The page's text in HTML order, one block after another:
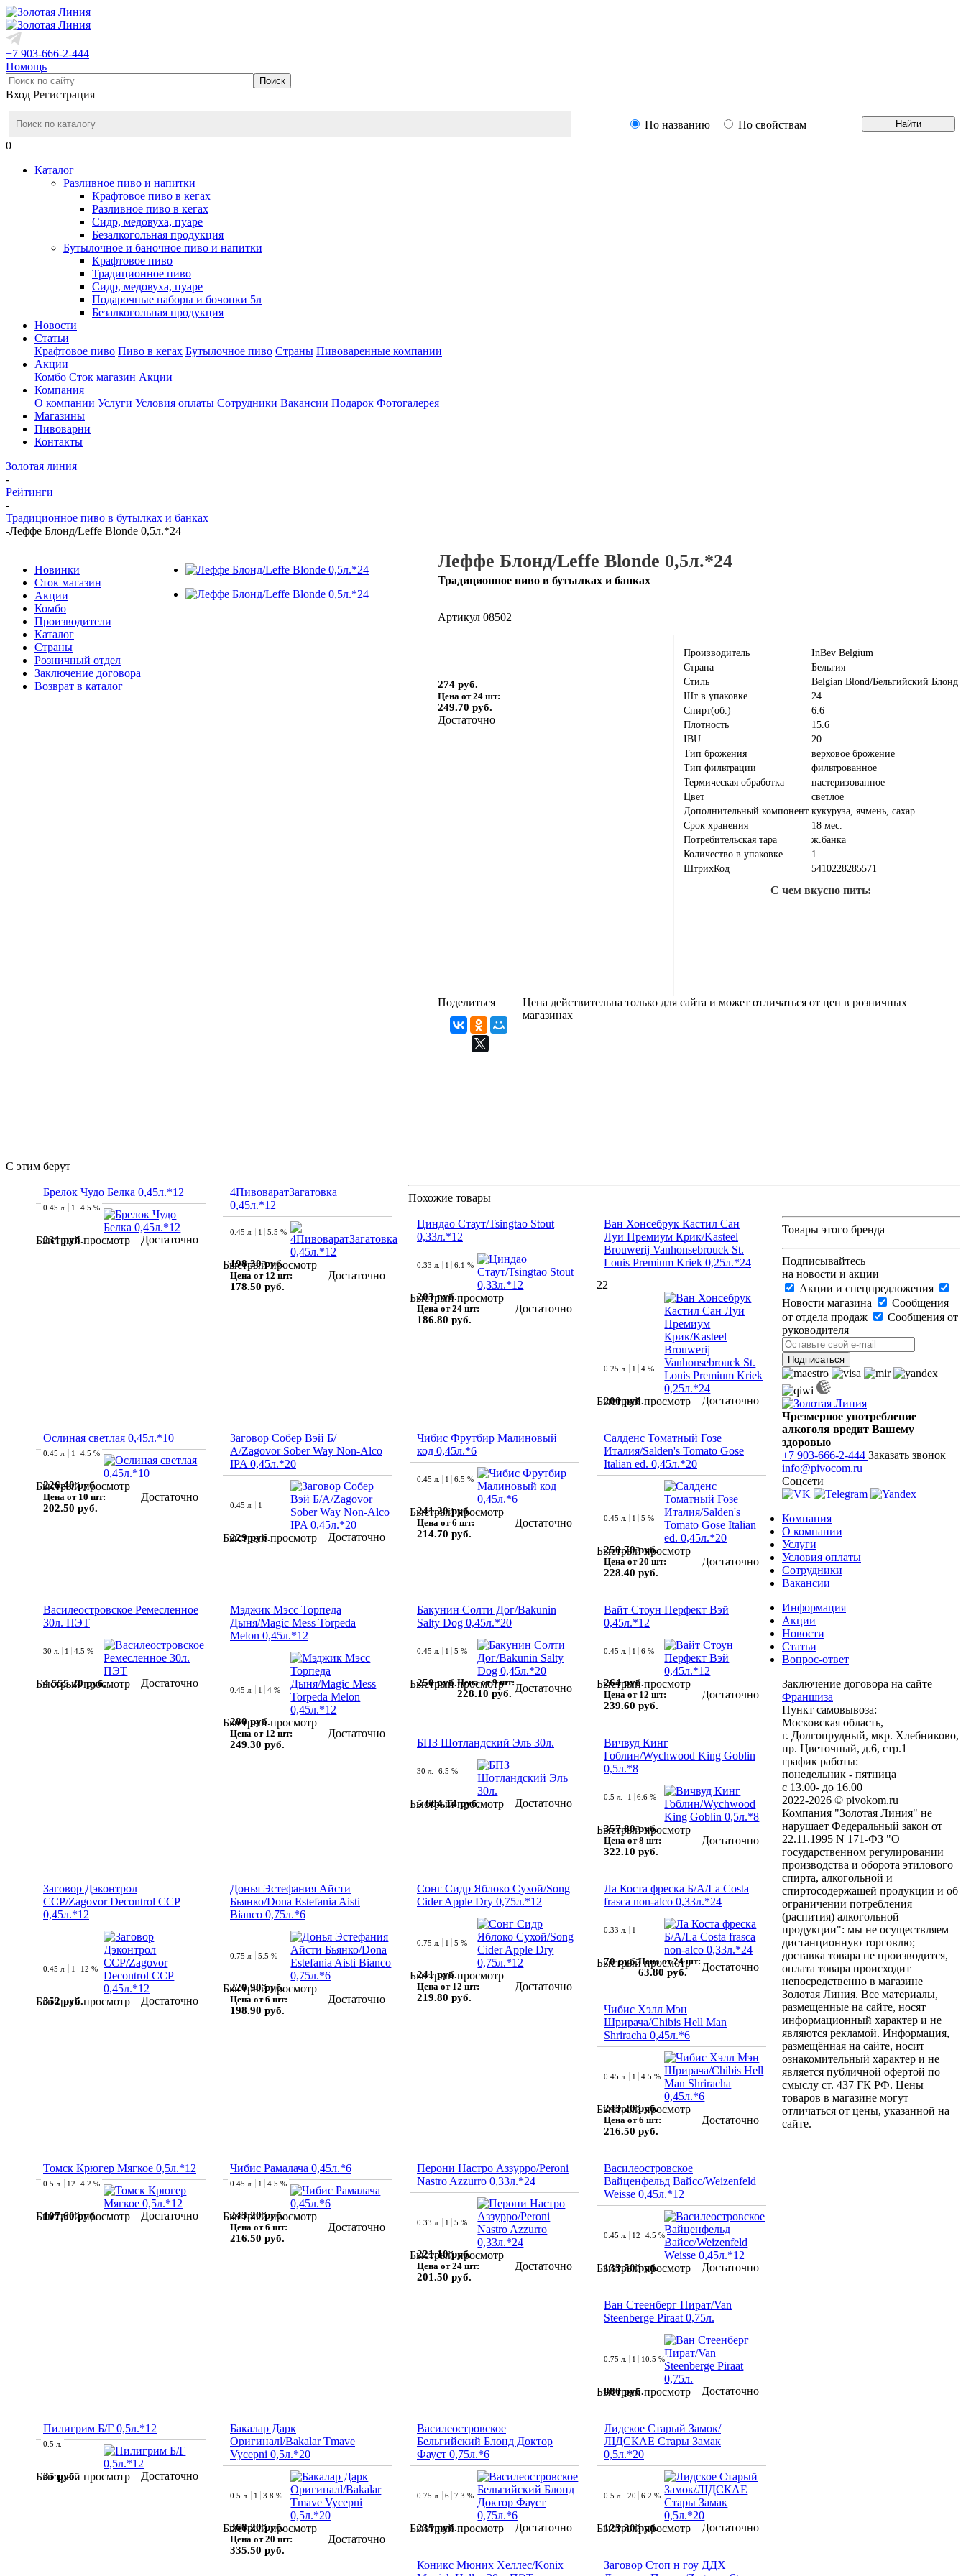
+7 903-666-2-444
Помощь
Вход Регистрация
По названию По свойствам Найти
0
Каталог
Разливное пиво и напитки
Крафтовое пиво в кегах
Разливное пиво в кегах
Сидр, медовуха, пуаре
Безалкогольная продукция
Бутылочное и баночное пиво и напитки
Крафтовое пиво
Традиционное пиво
Сидр, медовуха, пуаре
Подарочные наборы и бочонки 5л
Безалкогольная продукция
Новости
Статьи
Крафтовое пиво Пиво в кегах Бутылочное пиво Страны Пивоваренные компании
Акции
Комбо Сток магазин Акции
Компания
О компании Услуги Условия оплаты Сотрудники Вакансии Подарок Фотогалерея
Магазины
Пивоварни
Контакты
Золотая линия
-
Рейтинги
-
Традиционное пиво в бутылках и банках
-Леффе Блонд/Leffe Blonde 0,5л.*24
Новинки
Сток магазин
Акции
Комбо
Производители
Каталог
Страны
Розничный отдел
Заключение договора
Возврат в каталог
Леффе Блонд/Leffe Blonde 0,5л.*24
Традиционное пиво в бутылках и банках
Артикул 08502
274 руб.
Цена от 24 шт:
249.70 руб.
Достаточно
Производитель
InBev Belgium
Страна
Бельгия
Стиль
Belgian Blond/Бельгийский Блонд
Шт в упаковке
24
Спирт(об.)
6.6
Плотность
15.6
IBU
20
Тип брожения
верховое брожение
Тип фильтрации
фильтрованное
Термическая обработка
пастеризованное
Цвет
светлое
Дополнительный компонент кукуруза, ячмень, сахар
Срок хранения
18 мес.
Потребительская тара
ж.банка
Количество в упаковке
1
ШтрихКод
5410228285571
С чем вкусно пить:
Поделиться
Цена действительна только для сайта и может отличаться от цен в розничных
магазинах
С этим берут
Брелок Чудо Белка 0,45л.*12
Быстрый просмотр
0.45 л. 1 4.5 %
231 руб. Достаточно
4ПивоваратЗагатовка
0,45л.*12
Быстрый просмотр
0.45 л. 1 5.5 %
198.30 руб.
Цена от 12 шт:
178.50 руб.
Достаточно
Похожие товары
Циндао Стаут/Tsingtao Stout
0,33л.*12
Быстрый просмотр
0.33 л. 1 6.1 %
203 руб.
Цена от 24 шт:
186.80 руб.
Достаточно
Ван Хонсебрук Кастил Сан
Луи Премиум Крик/Kasteel
Brouwerij Vanhonsebrouck St.
Louis Premium Kriek 0,25л.*24
22
Быстрый просмотр
0.25 л. 1 4 %
200 руб. Достаточно
Товары этого бренда
Ослиная светлая 0,45л.*10
Быстрый просмотр
0.45 л. 1 4.5 %
226.40 руб.
Цена от 10 шт:
202.50 руб.
Достаточно
Заговор Собер Вэй Б/
А/Zagovor Sober Way Non-Alco
IPA 0,45л.*20
Быстрый просмотр
0.45 л. 1
229 руб. Достаточно
Чибис Фрутбир Малиновый
код 0,45л.*6
Быстрый просмотр
0.45 л. 1 6.5 %
241.20 руб.
Цена от 6 шт:
214.70 руб.
Достаточно
Салденс Томатный Гозе
Италия/Salden's Tomato Gose
Italian ed. 0,45л.*20
Быстрый просмотр
0.45 л. 1 5 %
250.70 руб.
Цена от 20 шт:
228.40 руб.
Достаточно
Василеостровское Ремесленное
30л. ПЭТ
Быстрый просмотр
30 л. 1 4.5 %
4 555.20 руб. Достаточно
Мэджик Мэсс Торпеда
Дыня/Magic Mess Torpeda
Melon 0,45л.*12
Быстрый просмотр
0.45 л. 1 4 %
280 руб.
Цена от 12 шт:
249.30 руб.
Достаточно
Бакунин Солти Дог/Bakunin
Salty Dog 0,45л.*20
Быстрый просмотр
0.45 л. 1 5 %
250 руб.Цена от 9 шт:
228.10 руб. Достаточно
Вайт Стоун Перфект Вэй
0,45л.*12
Быстрый просмотр
0.45 л. 1 6 %
264 руб.
Цена от 12 шт:
239.60 руб.
Достаточно
БПЗ Шотландский Эль 30л.
Быстрый просмотр
30 л. 6.5 %
5 604.14 руб. Достаточно
Вичвуд Кинг
Гоблин/Wychwood King Goblin
0,5л.*8
Быстрый просмотр
0.5 л. 1 6.6 %
357.80 руб.
Цена от 8 шт:
322.10 руб.
Достаточно
Заговор Дэконтрол
ССР/Zagovor Decontrol CCP
0,45л.*12
Быстрый просмотр
0.45 л. 1 12 %
352 руб. Достаточно
Донья Эстефания Айсти
Бьянко/Dona Estefania Aisti
Bianco 0,75л.*6
Быстрый просмотр
0.75 л. 5.5 %
220.90 руб.
Цена от 6 шт:
198.90 руб.
Достаточно
Сонг Сидр Яблоко Сухой/Song
Cider Apple Dry 0,75л.*12
Быстрый просмотр
0.75 л. 1 5 %
241 руб.
Цена от 12 шт:
219.80 руб.
Достаточно
Ла Коста фреска Б/А/La Costa
frasca non-alco 0,33л.*24
Быстрый просмотр
0.33 л. 1
70 руб.Цена от 24 шт:
63.80 руб. Достаточно
Чибис Хэлл Мэн
Шрирача/Chibis Hell Man
Shriracha 0,45л.*6
Быстрый просмотр
0.45 л. 1 4.5 %
243.20 руб.
Цена от 6 шт:
216.50 руб.
Достаточно
Томск Крюгер Мягкое 0,5л.*12
Быстрый просмотр
0.5 л. 12 4.2 %
107.60 руб. Достаточно
Чибис Рамалача 0,45л.*6
Быстрый просмотр
0.45 л. 1 4.5 %
243.20 руб.
Цена от 6 шт:
216.50 руб.
Достаточно
Перони Настро Аззурро/Peroni
Nastro Azzurro 0,33л.*24
Быстрый просмотр
0.33 л. 1 5 %
221.10 руб.
Цена от 24 шт:
201.50 руб.
Достаточно
Василеостровское
Вайценфельд Вайсс/Weizenfeld
Weisse 0,45л.*12
Быстрый просмотр
0.45 л. 12 4.5 %
133.50 руб. Достаточно
Ван Стеенберг Пират/Van
Steenberge Piraat 0,75л.
Быстрый просмотр
0.75 л. 1 10.5 %
880 руб. Достаточно
Пилигрим Б/Г 0,5л.*12
Быстрый просмотр
0.5 л.
35 руб. Достаточно
Бакалар Дарк
Оригиналl/Bakalar Tmave
Vycepni 0,5л.*20
Быстрый просмотр
0.5 л. 1 3.8 %
368.20 руб.
Цена от 20 шт:
335.50 руб.
Достаточно
Василеостровское
Бельгийский Блонд Доктор
Фауст 0,75л.*6
Быстрый просмотр
0.75 л. 6 7.3 %
235 руб. Достаточно
Лидское Старый Замок/
ЛІДСКАЕ Стары Замак
0,5л.*20
Быстрый просмотр
0.5 л. 20 6.2 %
123.30 руб. Достаточно
Коникс Мюних Хеллес/Konix
Заговор Стоп н гоу ДДХ
Подписывайтесь
на новости и акции
Акции и спецпредложения
Новости магазина
Сообщения
от отдела продаж
Сообщения от
руководителя
Чрезмерное употребление
алкоголя вредит Вашему
здоровью
+7 903-666-2-444 Заказать звонок
info@pivocom.ru
Соцсети
Компания
О компании
Услуги
Условия оплаты
Сотрудники
Вакансии
Информация
Акции
Новости
Статьи
Вопрос-ответ
Заключение договора на сайте
Франшиза
Пункт самовывоза:
Московская область,
г. Долгопрудный, мкр. Хлебниково,
пр. Цветочный, д.6, стр.1
график работы:
понедельник - пятница
с 13.00- до 16.00
2022-2026 © pivokom.ru
Компания "Золотая Линия" не
нарушает Федеральный закон от
22.11.1995 N 171-ФЗ "О
государственном регулировании
производства и оборота этилового
спирта, алкогольной и
спиртосодержащей продукции и об
ограничении потребления
(распития) алкогольной
продукции": мы не осуществляем
дистанционную торговлю;
доставка товара не производится,
оплата товара происходит
непосредственно в магазине
Золотая Линия. Все материалы,
размещенные на сайте, носят
информационный характер и не
являются рекламой. Информация,
размещённая на сайте, носит
ознакомительный характер и не
является публичной офертой по
смыслу ст. 437 ГК РФ. Цены
товаров в магазине могут
отличаться от цены, указанной на
сайте.